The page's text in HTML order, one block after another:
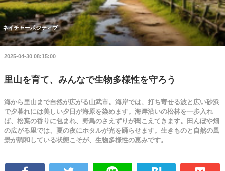
ネイチャーポジティブ
2025-04-30 08:15:00
里山を育て、みんなで生物多様性を守ろう
海から里山まで自然が広がる山武市。海岸では、打ち寄せる波と広い砂浜
で夕暮れには美しい夕日が海原を染めます。海岸沿いの松林を一歩入れ
ば、松葉の香りに包まれ、野鳥のさえずりが聞こえてきます。田んぼや畑
の広がる里では、夏の夜にホタルが光を踊らせます。生きものと自然の風
景が調和している状態こそが、生物多様性の恵みです。